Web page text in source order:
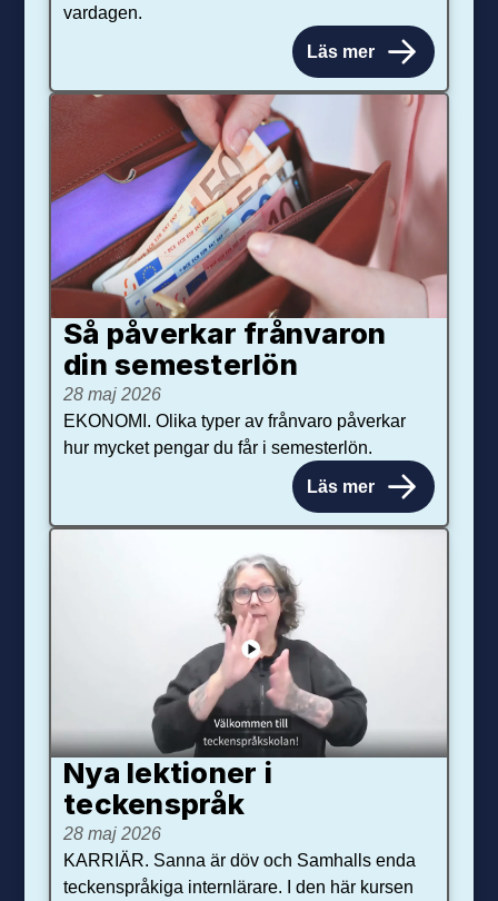
vardagen.
Läs mer
Så påverkar från­varon
din semester­lön
28 maj 2026
EKONOMI. Olika typer av frånvaro påverkar
hur mycket pengar du får i semesterlön.
Läs mer
Nya lektioner i
teckenspråk
28 maj 2026
KARRIÄR. Sanna är döv och Samhalls enda
teckenspråkiga internlärare. I den här kursen